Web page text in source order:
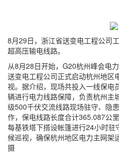
8月29日，浙江省送变电工程公司
超高压输电线路。
从8月28日开始，G20杭州峰会电
送变电工程公司正式启动杭州地区
视。据介绍，现场共投入一线保电
辆进行电力线路保障，负责杭州主
级500千伏交流线路现场驻守、隐
作，保电线路长度合计365.087公
每基铁塔下搭设帐篷进行24小时驻
候巡视，确保杭州地区电力主网架
摄